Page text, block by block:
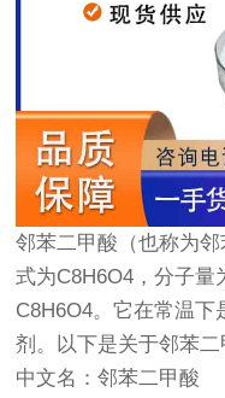
邻苯二甲酸（也称为
式为C8H6O4，分子量
C8H6O4。它在常温
剂。以下是关于邻苯二
中文名：邻苯二甲酸